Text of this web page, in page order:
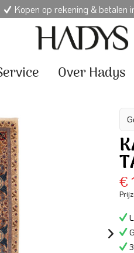
Kopen op rekening & betalen
Over Hadys
€